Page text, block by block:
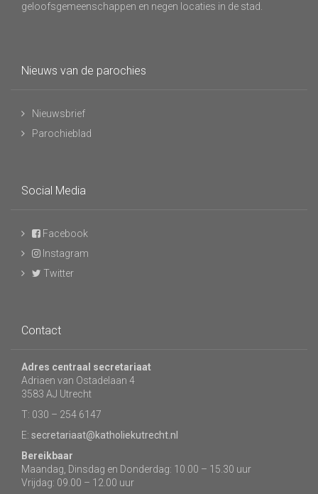
geloofsgemeenschappen en negen locaties in de stad.
Nieuws van de parochies
Nieuwsbrief
Parochieblad
Social Media
Facebook
Instagram
Twitter
Contact
Adres centraal secretariaat
Adriaen van Ostadelaan 4
3583 AJ Utrecht
T: 030 – 254 6147
E: secretariaat@katholiekutrecht.nl
Bereikbaar
Maandag, Dinsdag en Donderdag: 10.00 – 15.30 uur
Vrijdag: 09.00 – 12.00 uur